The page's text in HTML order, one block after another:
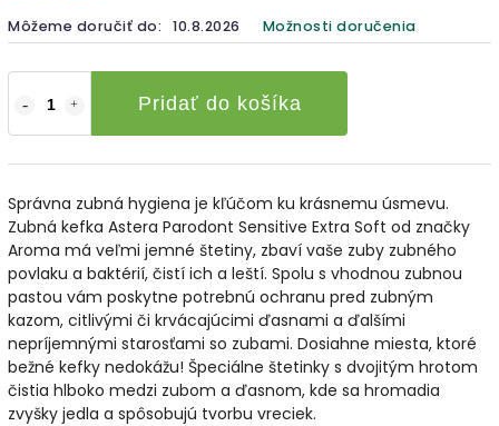
Môžeme doručiť do: 10.8.2026 Možnosti doručenia
Pridať do košíka
Správna zubná hygiena je kľúčom ku krásnemu úsmevu.
Zubná kefka Astera Parodont Sensitive Extra Soft od značky
Aroma má veľmi jemné štetiny, zbaví vaše zuby zubného
povlaku a baktérií, čistí ich a leští. Spolu s vhodnou zubnou
pastou vám poskytne potrebnú ochranu pred zubným
kazom, citlivými či krvácajúcimi ďasnami a ďalšími
nepríjemnými starosťami so zubami. Dosiahne miesta, ktoré
bežné kefky nedokážu! Špeciálne štetinky s dvojitým hrotom
čistia hlboko medzi zubom a ďasnom, kde sa hromadia
zvyšky jedla a spôsobujú tvorbu vreciek.